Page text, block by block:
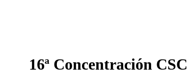
16ª Concentración CSC